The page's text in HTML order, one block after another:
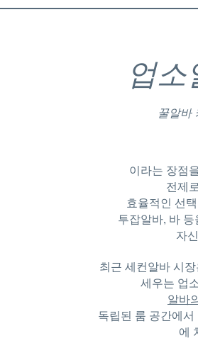
업
꿀알바
이라는 장점
전제
효율적인 선
투잡알바, 바
자
최근 세컨알바 시
세우는 업
알바
독립된 룸 공간에
에